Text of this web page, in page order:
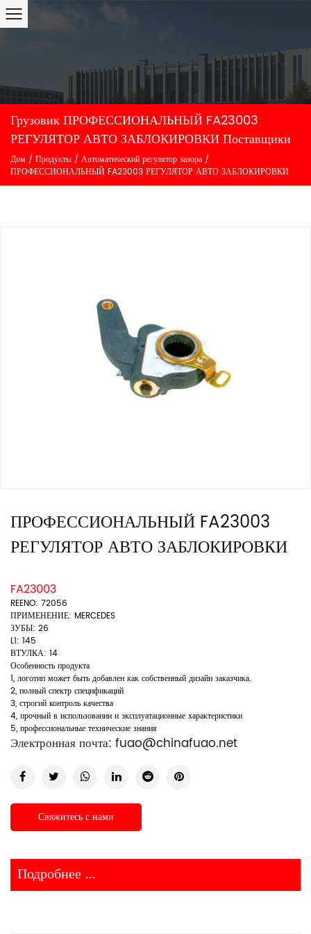
Грузовик ПРОФЕССИОНАЛЬНЫЙ FA23003
РЕГУЛЯТОР АВТО ЗАБЛОКИРОВКИ Поставщики
Дом / Продукты / Автоматический регулятор зазора /
ПРОФЕССИОНАЛЬНЫЙ FA23003 РЕГУЛЯТОР АВТО ЗАБЛОКИРОВКИ
ПРОФЕССИОНАЛЬНЫЙ FA23003
РЕГУЛЯТОР АВТО ЗАБЛОКИРОВКИ
FA23003
REENO: 72056
ПРИМЕНЕНИЕ: MERCEDES
ЗУБЫ: 26
L1: 145
ВТУЛКА: 14
Особенность продукта
1, логотип может быть добавлен как собственный дизайн заказчика.
2, полный спектр спецификаций
3, строгий контроль качества
4, прочный в использовании и эксплуатационные характеристики
5, профессиональные технические знания
Электронная почта: fuao@chinafuao.net
Свяжитесь с нами
Подробнее ...